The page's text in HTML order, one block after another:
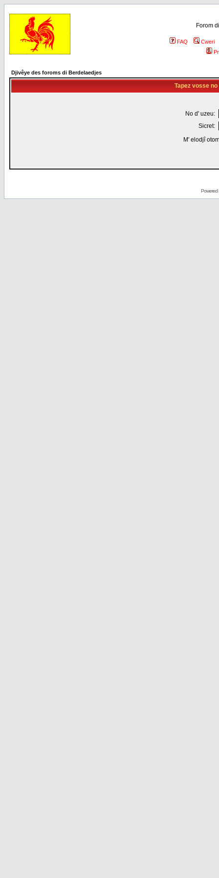
Forom
FAQ
Cweri
Djivêye des foroms di Berdelaedjes
Tapez vosse
No d' uzeu:
Sicret:
M' elodjî
Powered